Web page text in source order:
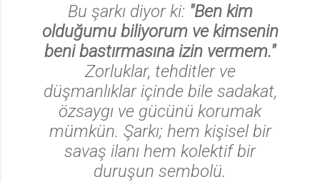
Bu şarkı diyor ki: "Ben kim
olduğumu biliyorum ve kimsenin
beni bastırmasına izin vermem."
Zorluklar, tehditler ve
düşmanlıklar içinde bile sadakat,
özsaygı ve gücünü korumak
mümkün. Şarkı; hem kişisel bir
savaş ilanı hem kolektif bir
duruşun sembolü.